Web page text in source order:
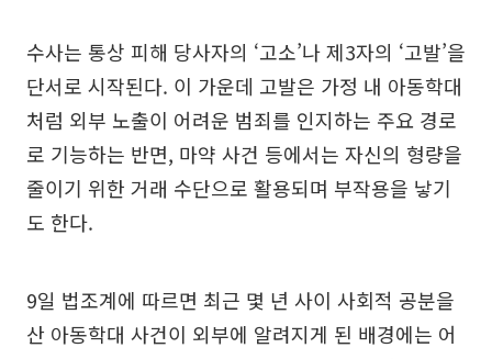
수사는 통상 피해 당사자의 ‘고소’나 제3자의 ‘고발’을
단서로 시작된다. 이 가운데 고발은 가정 내 아동학대
처럼 외부 노출이 어려운 범죄를 인지하는 주요 경로
로 기능하는 반면, 마약 사건 등에서는 자신의 형량을
줄이기 위한 거래 수단으로 활용되며 부작용을 낳기
도 한다.
9일 법조계에 따르면 최근 몇 년 사이 사회적 공분을
산 아동학대 사건이 외부에 알려지게 된 배경에는 어